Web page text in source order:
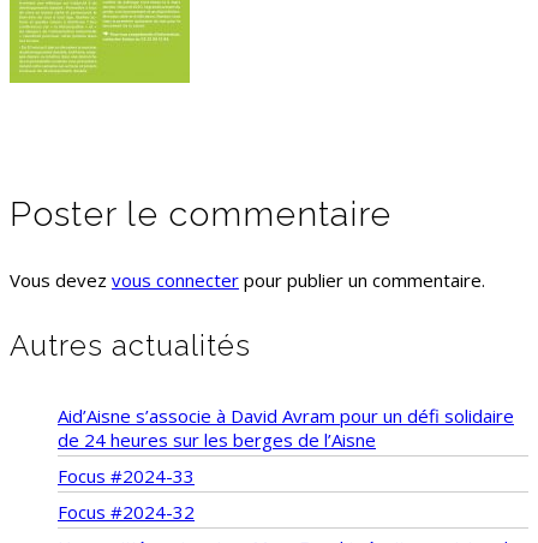
Poster le commentaire
Vous devez vous connecter pour publier un commentaire.
Autres actualités
Aid’Aisne s’associe à David Avram pour un défi solidaire
de 24 heures sur les berges de l’Aisne
Focus #2024-33
Focus #2024-32